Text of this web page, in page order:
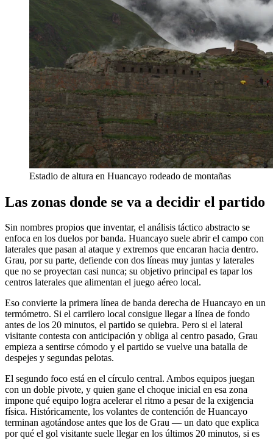
Estadio de altura en Huancayo rodeado de montañas
Las zonas donde se va a decidir el partido
Sin nombres propios que inventar, el análisis táctico abstracto se
enfoca en los duelos por banda. Huancayo suele abrir el campo con
laterales que pasan al ataque y extremos que encaran hacia dentro.
Grau, por su parte, defiende con dos líneas muy juntas y laterales
que no se proyectan casi nunca; su objetivo principal es tapar los
centros laterales que alimentan el juego aéreo local.
Eso convierte la primera línea de banda derecha de Huancayo en un
termómetro. Si el carrilero local consigue llegar a línea de fondo
antes de los 20 minutos, el partido se quiebra. Pero si el lateral
visitante contesta con anticipación y obliga al centro pasado, Grau
empieza a sentirse cómodo y el partido se vuelve una batalla de
despejes y segundas pelotas.
El segundo foco está en el círculo central. Ambos equipos juegan
con un doble pivote, y quien gane el choque inicial en esa zona
impone qué equipo logra acelerar el ritmo a pesar de la exigencia
física. Históricamente, los volantes de contención de Huancayo
terminan agotándose antes que los de Grau — un dato que explica
por qué el gol visitante suele llegar en los últimos 20 minutos, si es